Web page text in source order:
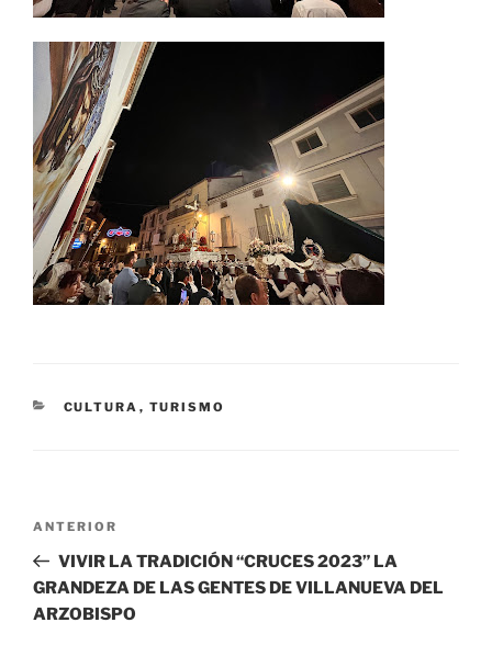
CATEGORÍAS
CULTURA , TURISMO
entradas
Entrada
anterior:
ANTERIOR
VIVIR LA TRADICIÓN “CRUCES 2023” LA
GRANDEZA DE LAS GENTES DE VILLANUEVA DEL
ARZOBISPO